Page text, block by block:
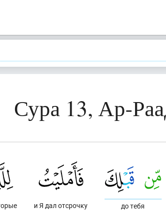
Сура 13, Ар-
до тебя
и Я дал отсрочку